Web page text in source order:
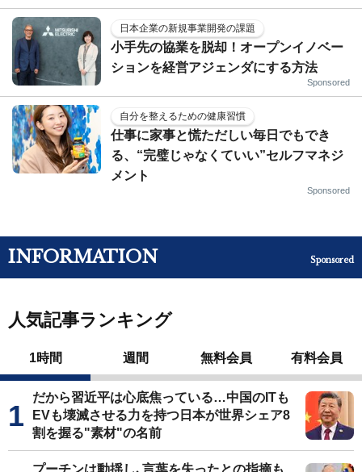
日本企業の新規事業開発の課題
小手先の協業を脱却！オープンイノベー
ションを経営アジェンダにする方法
Sponsored
自分を整えるための健康習慣
仕事に家事と慌ただしい毎日でもでき
る、“完璧じゃなくていい”セルフマネジ
メント
Sponsored
INFORMATION Sponsored
人気記事ランキング
1時間 週間 無料会員 有料会員
だから習近平は心底焦っている…中国のITも
EVも壊滅させる力を持つ日本が世界シェア8
割を握る"素材"の名前